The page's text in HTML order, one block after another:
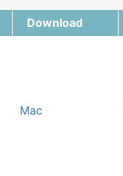
Download
Mac